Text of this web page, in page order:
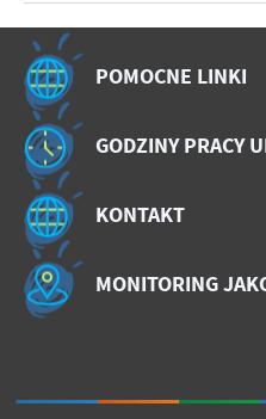
POMOCNE LINKI
GODZINY PRACY
KONTAKT
MONITORING